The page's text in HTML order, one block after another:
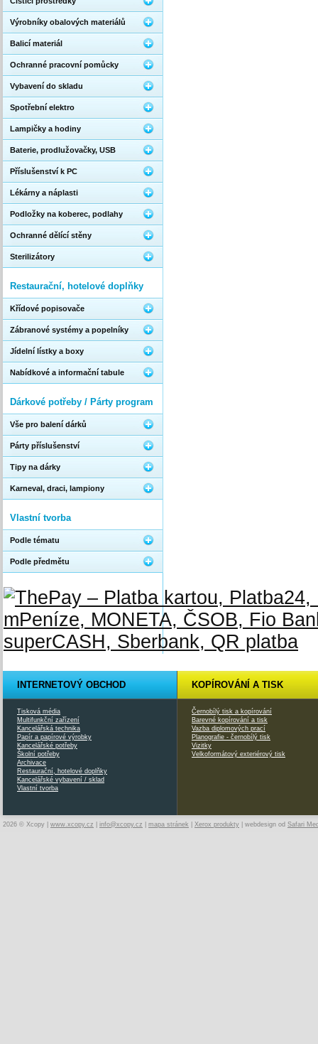
Výrobníky obalových materiálů
Balicí materiál
Ochranné pracovní pomůcky
Vybavení do skladu
Spotřební elektro
Lampičky a hodiny
Baterie, prodlužovačky, USB
Příslušenství k PC
Lékárny a náplasti
Podložky na koberec, podlahy
Ochranné dělící stěny
Sterilizátory
Restaurační, hotelové doplňky
Křídové popisovače
Zábranové systémy a popelníky
Jídelní lístky a boxy
Nabídkové a informační tabule
Dárkové potřeby / Párty program
Vše pro balení dárků
Párty příslušenství
Tipy na dárky
Karneval, draci, lampiony
Vlastní tvorba
Podle tématu
Podle předmětu
INTERNETOVÝ OBCHOD
Tisková média
Multifunkční zařízení
Kancelářská technika
Papír a papírové výrobky
Kancelářské potřeby
Školní potřeby
Archivace
Restaurační, hotelové doplňky
Kancelářské vybavení / sklad
Vlastní tvorba
KOPÍROVÁNÍ A TISK
Černobílý tisk a kopírování
Barevné kopírování a tisk
Vazba diplomových prací
Planografie - černobílý tisk
Vizitky
Velkoformátový exteriérový tisk
2026 © Xcopy | www.xcopy.cz info@xcopy.cz mapa stránek Xerox produkty | webdesign od Safari